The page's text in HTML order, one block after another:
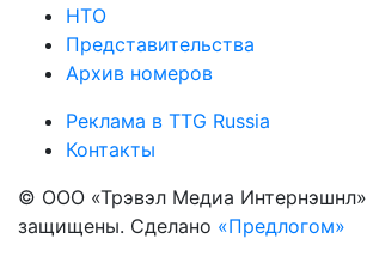
НТО
Представительства
Архив номеров
Реклама в TTG Russia
Контакты
© ООО «Трэвэл Медиа
защищены. Сделано «Предлогом»